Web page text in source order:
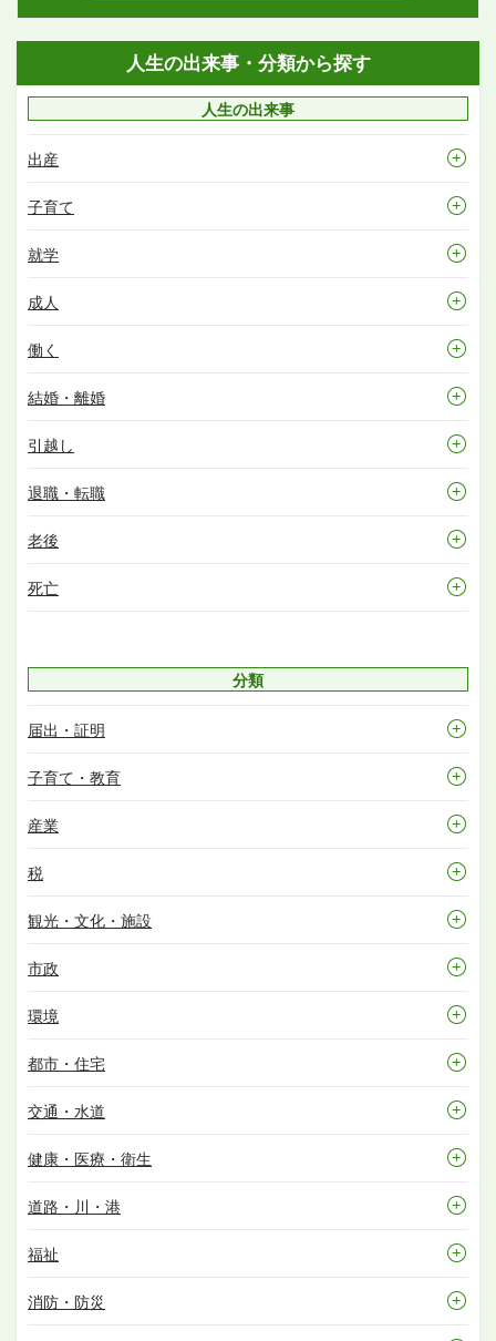
人生の出来事・分類から探す
人生の出来事
出産
子育て
就学
成人
働く
結婚・離婚
引越し
退職・転職
老後
死亡
分類
届出・証明
子育て・教育
産業
税
観光・文化・施設
市政
環境
都市・住宅
交通・水道
健康・医療・衛生
道路・川・港
福祉
消防・防災